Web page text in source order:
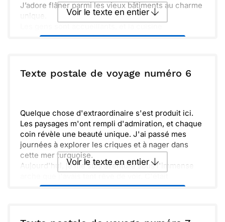
J’adore flâner parmi les vieux bâtiments au charme
unique.
méditerranéenne est à tomber par terre. J'ai goûté
J’aimerais te faire découvrir cette île magique un
jour. Hâte de partager des souvenirs ensemble !
Voir le texte en entier
ou : Copier Recevoir par mail
Texte postale de voyage numéro 6
Quelque chose d'extraordinaire s'est produit ici.
Les paysages m'ont rempli d'admiration, et chaque
coin révèle une beauté unique. J'ai passé mes
journées à explorer les criques et à nager dans
cette mer turquoise.
Aujourd'hui, je me suis aventuré sous l'immense
époustouflant, un vrai moment de magie que je
expériences avec toi. Rentre à la maison avec moi
Voir le texte en entier